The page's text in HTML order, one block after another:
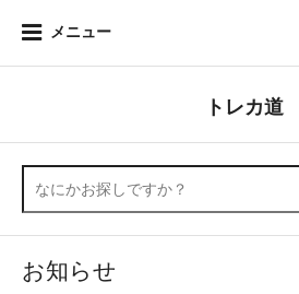
メニュー
トレカ道
お知らせ